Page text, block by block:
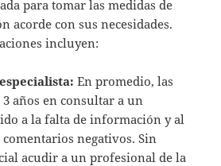
para tomar las medidas de
acorde con sus necesidades.
incluyen:
En promedio, las
años en consultar a un
a la falta de información y al
negativos. Sin
acudir a un profesional de la